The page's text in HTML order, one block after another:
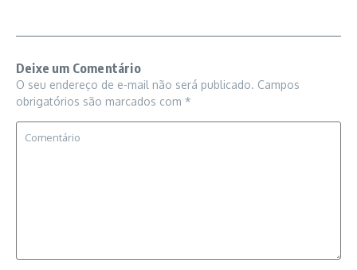
Deixe um Comentário
O seu endereço de e-mail não será publicado. Campos
obrigatórios são marcados com *